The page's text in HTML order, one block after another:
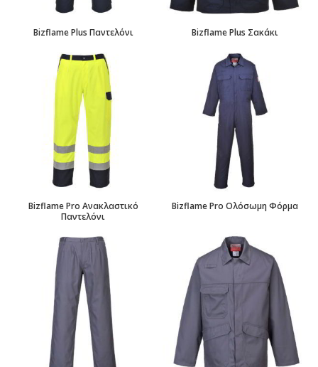
Bizflame Plus Παντελόνι Bizflame Plus Σακάκι
Bizflame Pro Ανακλαστικό
Παντελόνι
Bizflame Pro Ολόσωμη Φόρμα